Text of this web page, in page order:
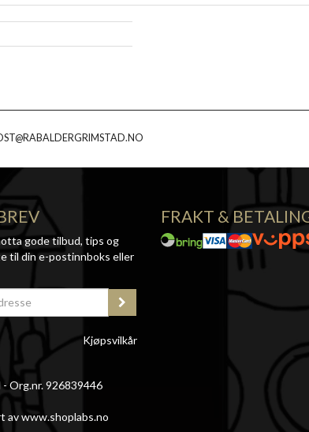
gode tilbud, tips og
til din e-postinnboks eller
Kjøpsvilkår
FRAKT &
Org.nr. 926839446
av www.shoplabs.no